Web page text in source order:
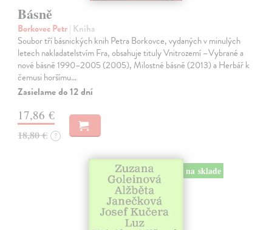
Básně
Borkovec Petr| Kniha
Soubor tří básnických knih Petra Borkovce, vydaných v minulých
letech nakladatelstvím Fra, obsahuje tituly Vnitrozemí –Vybrané a
nové básně 1990–2005 (2005), Milostné básně (2013) a Herbář k
čemusi horšímu…
Zasielame do 12 dní
17,86 €
18,80 € ?
na sklade